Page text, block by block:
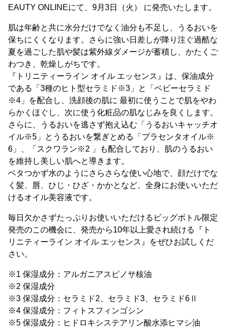
EAUTY ONLINEにて、9月3日（火） に発売いたします。
肌は年齢と共に水分だけでなく油分も不足し、うるおいを
保ちにくくなります。さらに強い日差しが降り注ぐ過酷な
夏を過ごした肌や髪は紫外線ダメージが蓄積し、かたくご
わつき、乾燥しがちです。
『トリニティーライン オイル エッセンス』は、保油成分
である「3種のヒト型セラミド※3」と「ベビーセラミド
※4」を配合し、洗顔後の肌に 最初に使うことで肌をやわ
らかくほぐし、次に使う化粧品の肌なじみを良くします。
さらに、うるおいを逃さず抱え込む「うるおいキャッチオ
イル※5」とうるおいを繋ぎとめる「プラセンタオイル※
6」、「スクワラン※2 」も配合しており、肌のうるおい
を維持し美しい肌へと導きます。
ベタつかず水のようにさらさらな使い心地で、顔だけでな
く髪、唇、ひじ・ひざ・かかとなど、全身にお使いいただ
けるオイル美容液です。
毎日欠かさずたっぷりお使いいただけるビッグボトル限定
発売のこの機会に、発売から10年以上愛され続ける『ト
リニティーライン オイル エッセンス』をぜひお試しくだ
さい。
※1 保湿成分：アルガニアスピノサ核油
※2 保湿成分
※3 保湿成分：セラミド2、セラミド3、セラミド6Ⅱ
※4 保湿成分：フィトスフィンゴシン
※5 保湿成分：ヒドロキシステアリン酸水添ヒマシ油